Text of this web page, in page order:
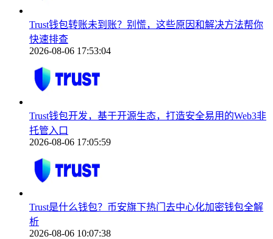
Trust钱包转账未到账？别慌，这些原因和解决方法帮你
快速排查
2026-08-06 17:53:04
Trust钱包开发，基于开源生态，打造安全易用的Web3非
托管入口
2026-08-06 17:05:59
Trust是什么钱包？币安旗下热门去中心化加密钱包全解
析
2026-08-06 10:07:38